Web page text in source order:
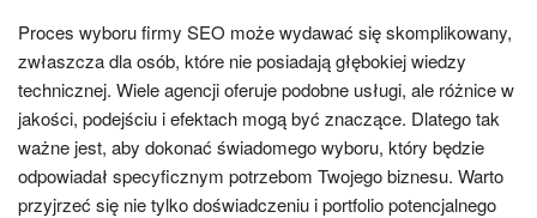
Proces wyboru firmy SEO może wydawać się skomplikowany,
zwłaszcza dla osób, które nie posiadają głębokiej wiedzy
technicznej. Wiele agencji oferuje podobne usługi, ale różnice w
jakości, podejściu i efektach mogą być znaczące. Dlatego tak
ważne jest, aby dokonać świadomego wyboru, który będzie
odpowiadał specyficznym potrzebom Twojego biznesu. Warto
przyjrzeć się nie tylko doświadczeniu i portfolio potencjalnego